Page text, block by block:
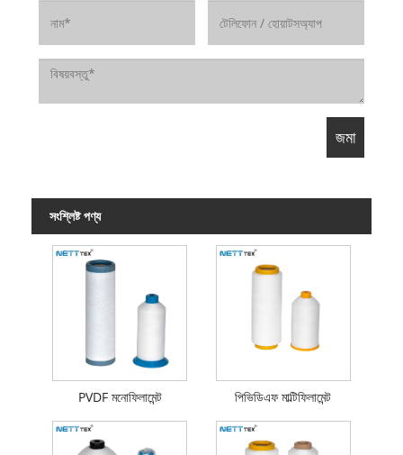
সংশ্লিষ্ট পণ্য
PVDF মনোফিলামেন্ট পিভিডিএফ মাল্টিফিলামেন্ট